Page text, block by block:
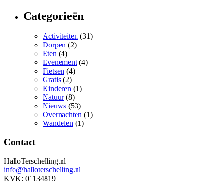
Categorieën
Activiteiten (31)
Dorpen (2)
Eten (4)
Evenement(4)
Fietsen (4)
Gratis (2)
Kinderen (1)
Natuur(8)
Nieuws (53)
Overnachten (1)
Wandelen (1)
Contact
HalloTerschelling.nl
info@halloterschelling.nl
KVK: 01134819